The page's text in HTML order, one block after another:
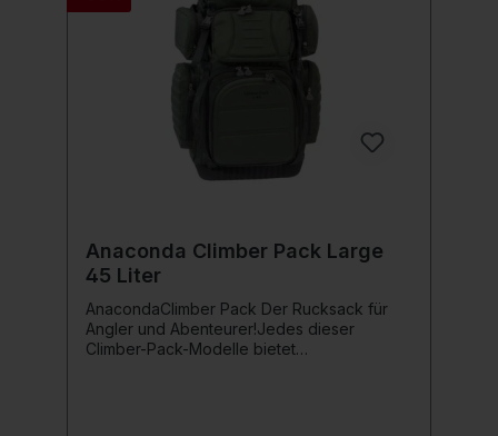
Anaconda Climber Pack Large
45 Liter
AnacondaClimber Pack Der Rucksack für
Angler und Abenteurer!Jedes dieser
Climber-Pack-Modelle bietet